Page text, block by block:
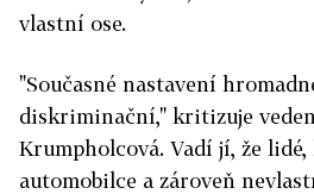
vlastní ose.
"Současné nastavení
diskriminační," kritizuje
Krumpholcová. Vadí jí, že
automobilce a zároveň